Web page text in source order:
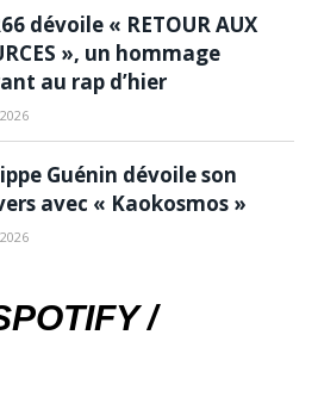
dévoile « RETOUR AUX
», un hommage
au rap d’hier
Guénin dévoile son
avec « Kaokosmos »
/